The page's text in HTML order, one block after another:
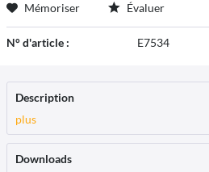
Mémoriser Évaluer
N° d'article : E7534
Description
plus
Downloads